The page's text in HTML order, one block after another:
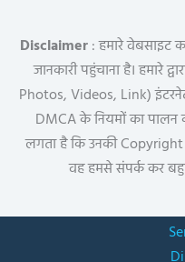
Disclaimer: हमारे वेबसाइट
जानकारी पहुंचाना है। हमारे
Photos, Videos, Link)
DMCA के नियमों का पालन
लगता है कि उनकी Copyright
वह हमसे संपर्क कर